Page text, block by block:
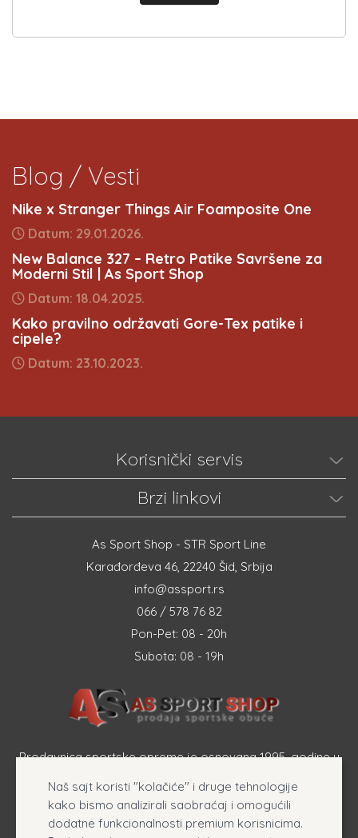
Blog / Vesti
Nike x Stranger Things Air Foamposite One
Datum: 29.01.2026.
New Balance 327 – Retro Patike Savršene za
Moderni Stil | As Sport Shop
Datum: 18.04.2025.
Kako pravilno održavati Gore-Tex patike i
cipele?
Datum: 23.10.2023.
Korisnički servis
Brzi linkovi
As Sport Shop - STR Sport Line
Karađorđeva 46, 22240 Šid, Srbija
info@assport.rs
066 / 578 76 82
Pon-Pet: 08 - 20h
Subota: 08 - 19h
Prodavnica sportske opreme je osnovana 1995. godine u
opreme, originalnih patika i sportske odeće online.
Naš sajt koristi "kolačiće" i druge tehnologije
kako bismo analizirali saobraćaj i omogućili
dodatne funkcionalnosti premium korisnicima.